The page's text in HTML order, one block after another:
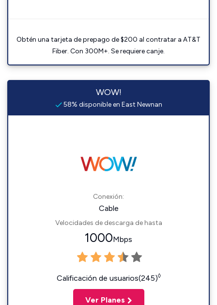
Obtén una tarjeta de prepago de $200 al contratar a AT&T
Fiber. Con 300M+. Se requiere canje.
WOW!
58% disponible en East Newnan
Conexión:
Cable
Velocidades de descarga de hasta
1000Mbps
Calificación de usuarios(245)◊
Ver Planes